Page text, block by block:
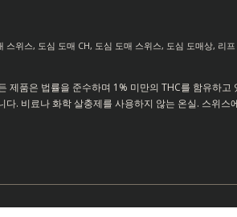
스위스, 도심 도매 CH, 도심 도매 스위스, 도심 도매상, 리
제품은 법률을 준수하며 1% 미만의 THC를 함유하
. 비료나 화학 살충제를 사용하지 않는 온실. 스위